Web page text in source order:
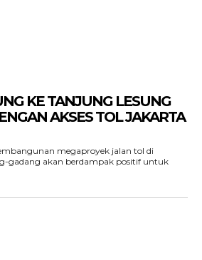
KE TANJUNG LESUNG
AKSES TOL JAKARTA
megaproyek jalan tol di
gadang akan berdampak positif untuk